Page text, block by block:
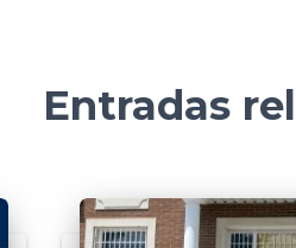
Entradas